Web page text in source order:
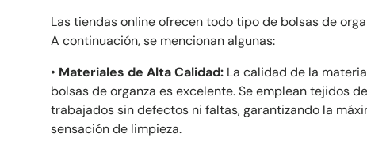
Las tiendas online ofrecen todo tipo de bolsas de
A continuación, se mencionan algunas:
• Materiales de Alta Calidad: La calidad de la
bolsas de organza es excelente. Se emplean tejidos
trabajados sin defectos ni faltas, garantizando la
sensación de limpieza.